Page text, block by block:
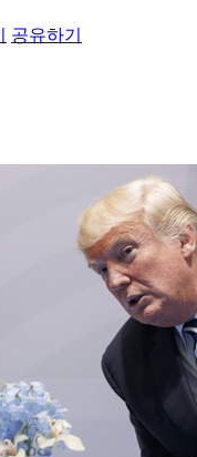
공유하기